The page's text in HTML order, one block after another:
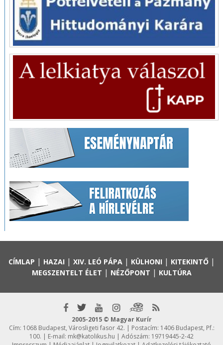
CÍMLAP | HAZAI | XIV. LEÓ PÁPA| KÜLHONI | KITEKINTŐ|
MEGSZENTELT ÉLET | NÉZŐPONT | KULTÚRA
2005-2015 © Magyar Kurír
Cím: 1068 Budapest, Városligeti fasor 42. | Postacím: 1406 Budapest, Pf.:
100. | E-mail: mk@katolikus.hu | Adószám: 19719445-2-42